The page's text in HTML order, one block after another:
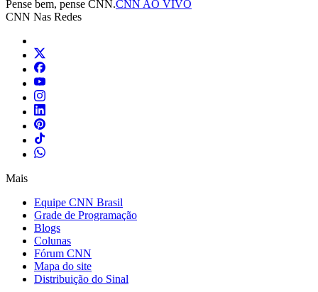
Pense bem, pense CNN.CNN AO VIVO
CNN Nas Redes
Mais
Equipe CNN Brasil
Grade de Programação
Blogs
Colunas
Fórum CNN
Mapa do site
Distribuição do Sinal